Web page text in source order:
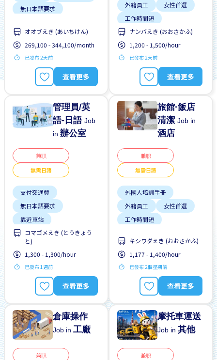
無日本語要求
預付工資
オオブえき (あいちけん)
269,100 - 344,100/month
已發布 2天前
查看更多
外籍員工
女性首選
工作時間短
支付交通費
晉陞
有機會被錄取全職工作
每週2-3天
無日本語要求
ナンバえき (おおさかふ)
1,200 - 1,500/hour
已發布 2天前
查看更多
管理員/英
語-日語Job
in辦公室
兼职
無需日語
支付交通費
無日本語要求
靠近車站
コマゴメえき (とうきょう
と)
1,300 - 1,300/hour
已發布 1週前
查看更多
旅館·飯店
清潔Job in
酒店
兼职
無需日語
外國人培訓手冊
外籍員工
女性首選
工作時間短
每週2-3天
無日本語要求
キシワダえき (おおさかふ)
1,177 - 1,400/hour
已發布 2個星期前
查看更多
倉庫操作
Job in工廠
兼职
摩托車運送
Job in其他
兼职